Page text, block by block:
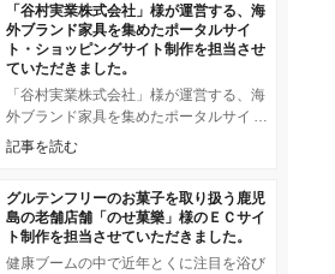
「谷村実業株式会社」様が運営する、海
外ブランド家具を集めたポータルサイ
ト・ショッピングサイト制作を担当させ
ていただきました。
「谷村実業株式会社」様が運営する、海
外ブランド家具を集めたポータルサイ
ト・ショッピングサイト制作を担当させ
ていただきました。 サイト名
記事を読む
グルテンフリーのお菓子を取り扱う鹿児
島の老舗店舗「のせ菓樂」様のＥＣサイ
ト制作を担当させていただきました。
健康ブームの中で近年とくに注目を浴び